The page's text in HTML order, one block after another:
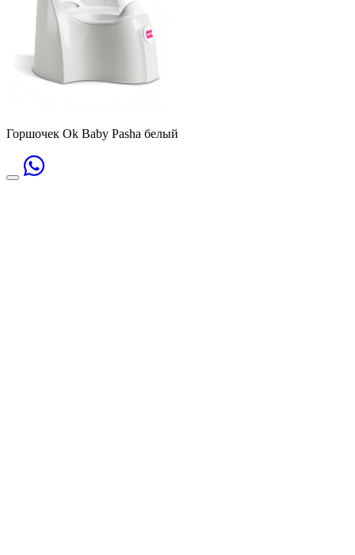
Горшочек Ok Baby Pasha белый